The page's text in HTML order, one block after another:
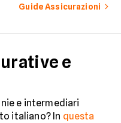
Guide Assicurazioni
e
e intermediari
italiano? In questa